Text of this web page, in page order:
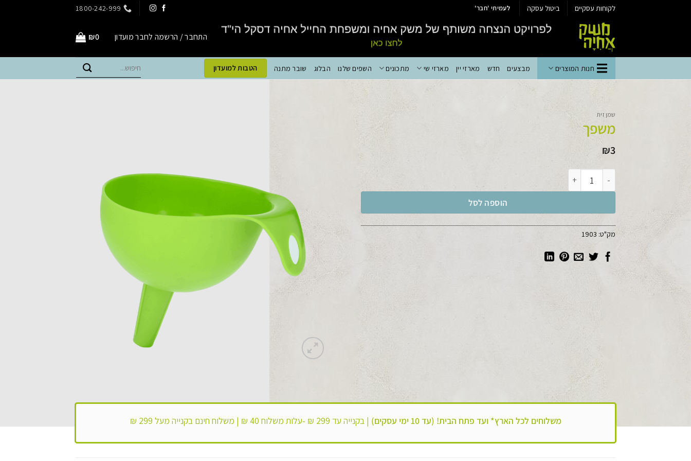
לקוחות עסקיים ביטול עסקה לעמיתי 'חבר' 1800-242-999
התחבר / הרשמה לחבר מועדון ₪0
חנות המוצרים מבצעים חדש מארזי יין מארזי שי מתכונים השפים שלנו הבלוג שובר מתנה הטבות למועדון
שמן זית
משפך
₪3
כמות של משפך
הוספה לסל
מק"ט: 1903
משלוחים לכל הארץ* ועד פתח הבית! (עד 10 ימי עסקים) |בקנייה עד 299 ₪ -עלות משלוח 40 ₪ | משלוח חינם בקנייה מעל 299 ₪